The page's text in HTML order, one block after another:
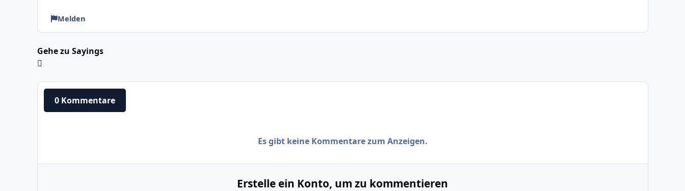
Melden
Gehe zu Sayings
0 Kommentare
Es gibt keine Kommentare zum Anzeigen.
Erstelle ein Konto, um zu kommentieren